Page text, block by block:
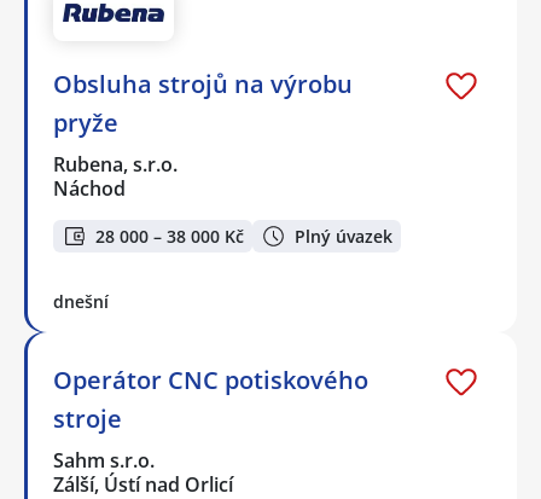
Obsluha strojů na výrobu
pryže
Rubena, s.r.o.
Náchod
28 000 – 38 000 Kč Plný úvazek
dnešní
Operátor CNC potiskového
stroje
Sahm s.r.o.
Zálší, Ústí nad Orlicí